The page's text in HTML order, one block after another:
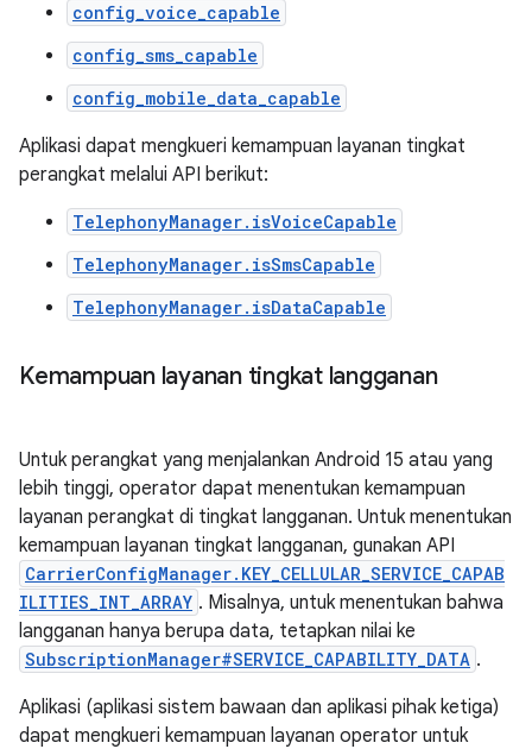
config_voice_capable
config_sms_capable
config_mobile_data_capable
Aplikasi dapat mengkueri kemampuan layanan tingkat
perangkat melalui API berikut:
TelephonyManager.isVoiceCapable
TelephonyManager.isSmsCapable
TelephonyManager.isDataCapable
Kemampuan layanan tingkat langganan
Untuk perangkat yang menjalankan Android 15 atau yang
lebih tinggi, operator dapat menentukan kemampuan
layanan perangkat di tingkat langganan. Untuk menentukan
kemampuan layanan tingkat langganan, gunakan API
CarrierConfigManager.KEY_CELLULAR_SERVICE_CAPAB
ILITIES_INT_ARRAY . Misalnya, untuk menentukan bahwa
langganan hanya berupa data, tetapkan nilai ke
SubscriptionManager#SERVICE_CAPABILITY_DATA .
Aplikasi (aplikasi sistem bawaan dan aplikasi pihak ketiga)
dapat mengkueri kemampuan layanan operator untuk